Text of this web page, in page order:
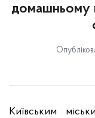
домашньому
Київським